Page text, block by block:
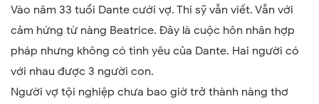
Vào năm 33 tuổi Dante cưới vợ. Thi sỹ vẫn viết. Vẫn với
cảm hứng từ nàng Beatrice. Đây là cuộc hôn nhân hợp
pháp nhưng không có tình yêu của Dante. Hai người có
với nhau được 3 người con.
Người vợ tội nghiệp chưa bao giờ trở thành nàng thơ